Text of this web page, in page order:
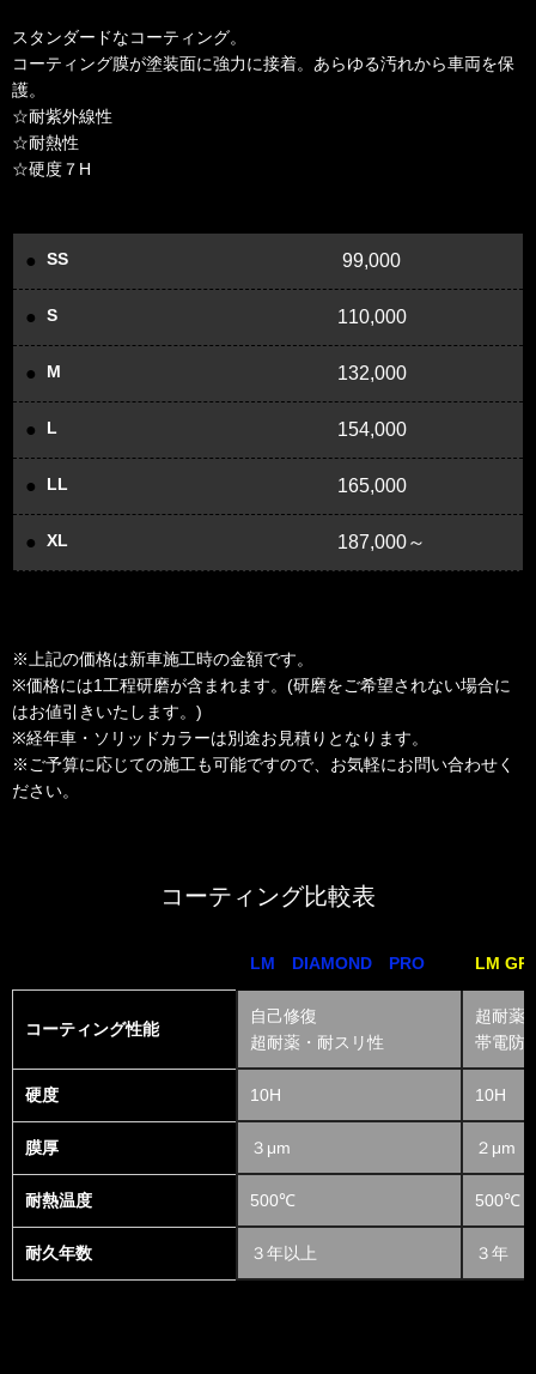
スタンダードなコーティング。
コーティング膜が塗装面に強力に接着。あらゆる汚れから車両を保
護。
☆耐紫外線性
☆耐熱性
☆硬度７H
SS 99,000
S 110,000
M 132,000
L 154,000
LL 165,000
XL 187,000～
※上記の価格は新車施工時の金額です。
※価格には1工程研磨が含まれます。(研磨をご希望されない場合に
はお値引きいたします。)
※経年車・ソリッドカラーは別途お見積りとなります。
※ご予算に応じての施工も可能ですので、お気軽にお問い合わせく
ださい。
コーティング比較表
LM DIAMOND PRO LM
コーティング性能
自己修復
超耐薬・耐スリ性
超耐薬
帯電防
硬度 10H 10H
膜厚 ３μm ２μm
耐熱温度 500℃ 500℃
耐久年数 ３年以上 ３年